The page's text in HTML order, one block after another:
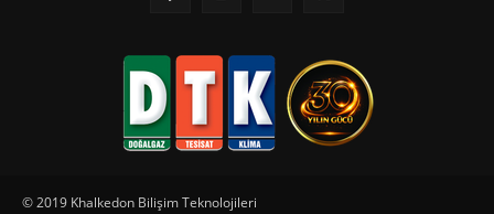
© 2019 Khalkedon Bilişim Teknolojileri